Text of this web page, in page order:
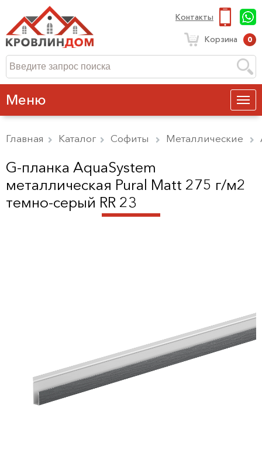
Контакты
Корзина 0
Меню
Главная Каталог Софиты Металлические
G-планка AquaSystem
металлическая Pural Matt 275 г/м2
темно-серый RR 23